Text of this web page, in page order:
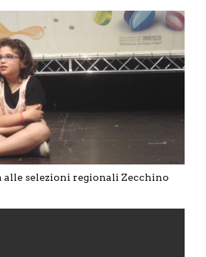
alle selezioni regionali Zecchino